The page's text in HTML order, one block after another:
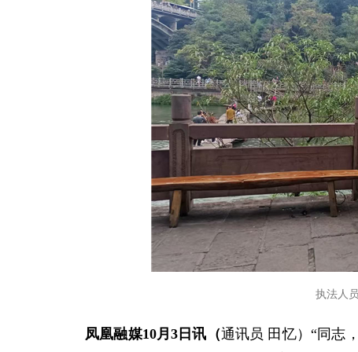
执法人
凤凰融媒10月3日讯（通讯员 田忆）“同志